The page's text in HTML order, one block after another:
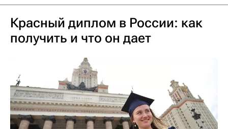
Красный диплом в России: как
получить и что он дает